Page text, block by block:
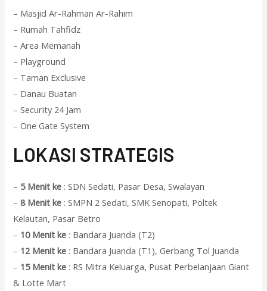
– Masjid Ar-Rahman Ar-Rahim
– Rumah Tahfidz
– Area Memanah
– Playground
– Taman Exclusive
– Danau Buatan
– Security 24 Jam
– One Gate System
LOKASI STRATEGIS
– 5 Menit ke : SDN Sedati, Pasar Desa, Swalayan
–8 Menit ke : SMPN 2 Sedati, SMK Senopati, Poltek
Kelautan, Pasar Betro
– 10 Menit ke : Bandara Juanda (T2)
– 12 Menit ke : Bandara Juanda (T1), Gerbang Tol Juanda
– 15 Menit ke : RS Mitra Keluarga, Pusat Perbelanjaan Giant
& Lotte Mart